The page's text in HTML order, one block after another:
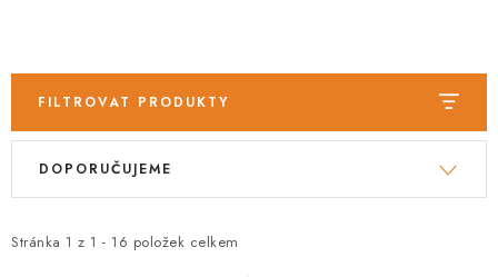
FILTROVAT PRODUKTY
V
i
Stránka 1 z 1 - 16 položek celkem
Ř
e
DOPORUČUJEME